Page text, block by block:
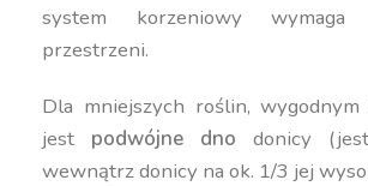
system korzeniowy wymaga
przestrzeni.
Dla mniejszych roślin, wygodnym
jest podwójne dno donicy
wewnątrz donicy na ok. 1/3 jej